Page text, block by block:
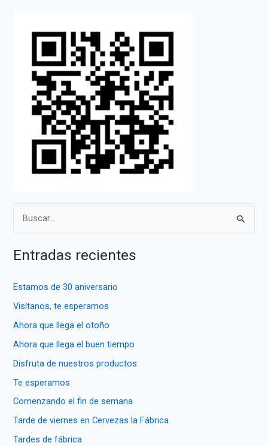
c
r
:
Entradas recientes
Estamos de 30 aniversario
Visítanos, te esperamos
Ahora que llega el otoño
Ahora que llega el buen tiempo
Disfruta de nuestros productos
Te esperamos
Comenzando el fin de semana
Tarde de viernes en Cervezas la Fábrica
Tardes de fábrica